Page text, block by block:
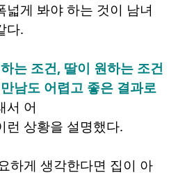
넓게 봐야 하는 것이 남녀
다.
는 조건, 딸이 원하는 조건
남도 어렵고 좋은 결과로
서 어
런 상황을 설명했다.
하게 생각한다면 집이 아